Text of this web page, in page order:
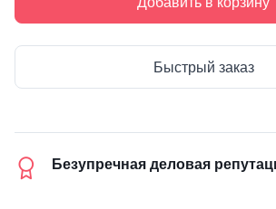
Быстрый заказ
Безупречная деловая